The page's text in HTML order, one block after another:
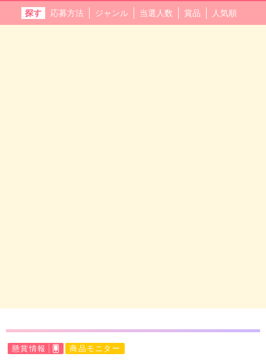
探す 応募方法 ジャンル 当選人数 賞品 人気順
懸賞情報 商品モニター